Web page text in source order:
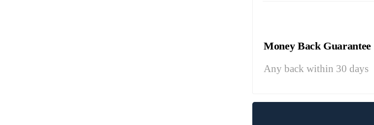
Money Back Guarantee
Any back within 30 days